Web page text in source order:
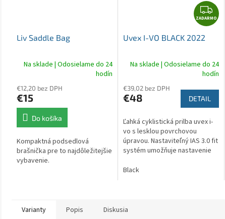
O
Liv Saddle Bag
Na sklade | Odosielame do 24
hodín
€12,20 bez DPH
€15
Do košíka
Kompaktná podsedlová
brašnička pre to najdôležitejšie
vybavenie.
Z
A
M
ZADARMO
Uvex I-VO BLACK 2022
Na sklade | Odosielame do 24
hodín
€39,02 bez DPH
€48 DETAIL
Ľahká cyklistická prilba uvex i-
vo s lesklou povrchovou
úpravou. Nastaviteľný IAS 3.0 fit
systém umožňuje nastavenie
pohodlne držala na hlave....
Black
Varianty Popis Diskusia